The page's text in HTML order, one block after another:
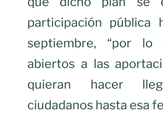
participación pública
septiembre, “por lo
abiertos a las
quieran hacer
ciudadanos hasta esa